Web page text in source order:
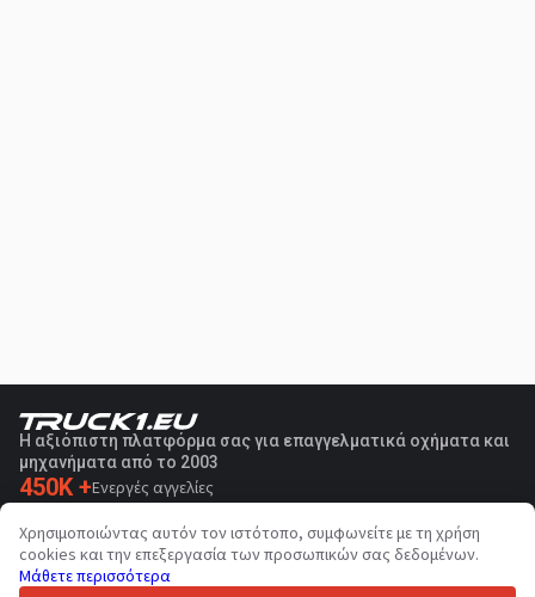
Η αξιόπιστη πλατφόρμα σας για επαγγελματικά οχήματα και
μηχανήματα από το 2003
450K +Ενεργές αγγελίες
36Υποστηριζόμενες γλώσσες
4.7/5
Χρησιμοποιώντας αυτόν τον ιστότοπο, συμφωνείτε με τη χρήση
cookies και την επεξεργασία των προσωπικών σας δεδομένων.
Μάθετε περισσότερα